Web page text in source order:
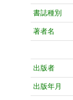
書誌種別
著者名
出版者
出版年月